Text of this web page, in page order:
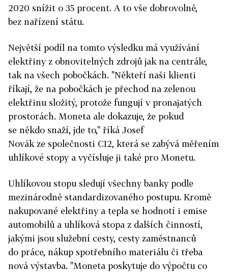
2020 snížit o 35 procent. A to vše dobrovolně,
bez nařízení státu.
Největší podíl na tomto výsledku má využívání
elektřiny z obnovitelných zdrojů jak na centrále,
tak na všech pobočkách. "Někteří naši klienti
říkají, že na pobočkách je přechod na zelenou
elektřinu složitý, protože fungují v pronajatých
prostorách. Moneta ale dokazuje, že pokud
se někdo snaží, jde to," říká Josef
Novák ze společnosti CI2, která se zabývá měřením
uhlíkové stopy a vyčísluje ji také pro Monetu.
Uhlíkovou stopu sledují všechny banky podle
mezinárodně standardizovaného postupu. Kromě
nakupované elektřiny a tepla se hodnotí i emise
automobilů a uhlíková stopa z dalších činností,
jakými jsou služební cesty, cesty zaměstnanců
do práce, nákup spotřebního materiálu či třeba
nová výstavba. "Moneta poskytuje do výpočtu co